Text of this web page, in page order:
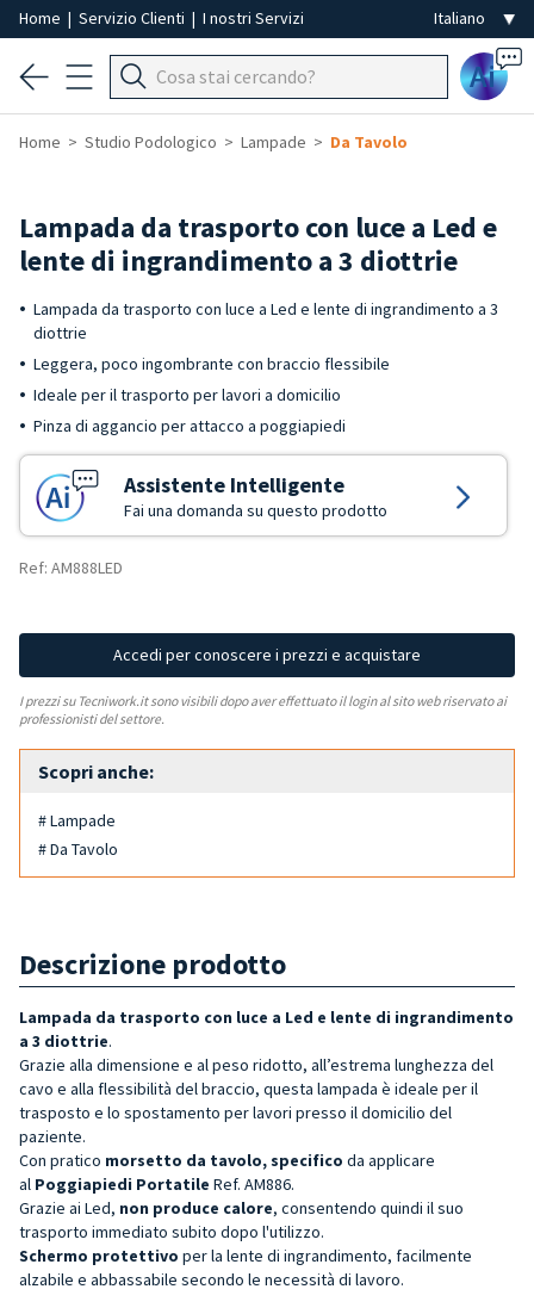
Home | Servizio Clienti | I nostri Servizi
Ai
Home Studio Podologico Lampade Da Tavolo
Lampada da trasporto con luce a Led e
lente di ingrandimento a 3 diottrie
Lampada da trasporto con luce a Led e lente di ingrandimento a 3
diottrie
Leggera, poco ingombrante con braccio flessibile
Ideale per il trasporto per lavori a domicilio
Pinza di aggancio per attacco a poggiapiedi
Assistente Intelligente
Fai una domanda su questo prodotto
Ref: AM888LED
Accedi per conoscere i prezzi e acquistare
I prezzi su Tecniwork.it sono visibili dopo aver effettuato il login al sito web riservato ai
professionisti del settore.
Scopri anche:
# Lampade
# Da Tavolo
Descrizione prodotto
Lampada da trasporto con luce a Led e lente di ingrandimento
a 3 diottrie.
Grazie alla dimensione e al peso ridotto, all’estrema lunghezza del
cavo e alla flessibilità del braccio, questa lampada è ideale per il
trasposto e lo spostamento per lavori presso il domicilio del
paziente.
Con pratico morsetto da tavolo, specifico da applicare
al Poggiapiedi Portatile Ref. AM886.
Grazie ai Led, non produce calore, consentendo quindi il suo
trasporto immediato subito dopo l'utilizzo.
Schermo protettivo per la lente di ingrandimento, facilmente
alzabile e abbassabile secondo le necessità di lavoro.